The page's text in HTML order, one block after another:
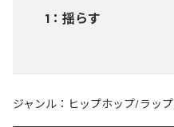
1 ： 揺らす
ジャンル： ヒップホップ/ラップ